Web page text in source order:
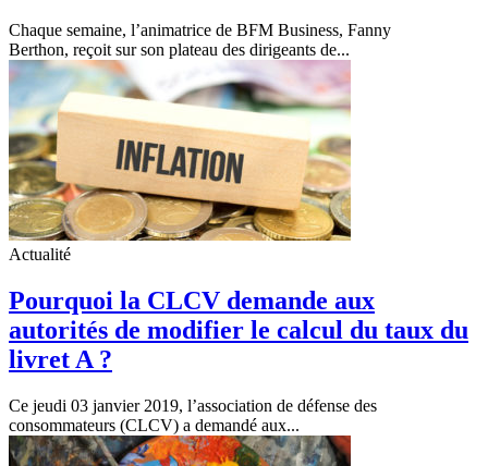
Chaque semaine, l’animatrice de BFM Business, Fanny
Berthon, reçoit sur son plateau des dirigeants de...
Actualité
Pourquoi la CLCV demande aux
autorités de modifier le calcul du taux du
livret A ?
Ce jeudi 03 janvier 2019, l’association de défense des
consommateurs (CLCV) a demandé aux...